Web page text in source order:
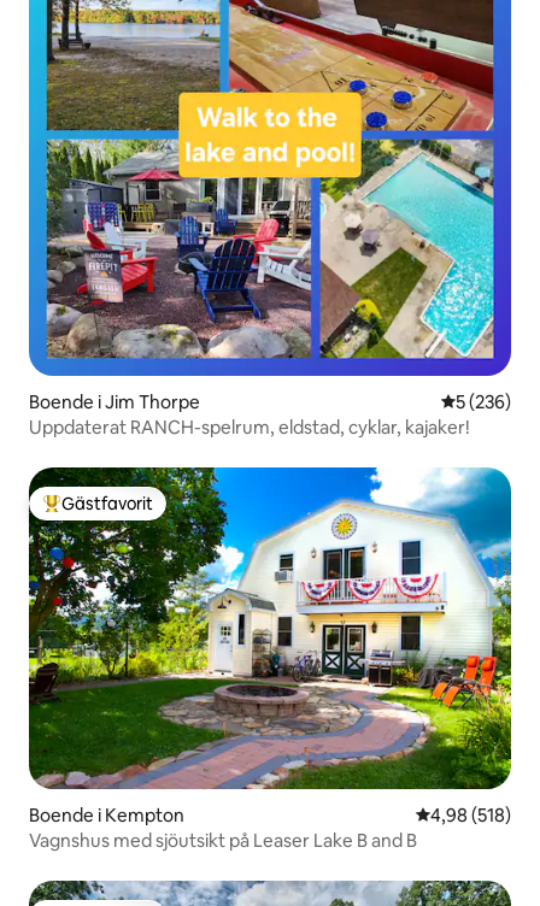
Boende i Jim Thorpe 5 av 5 i
5 (236)
Uppdaterat RANCH-spelrum, eldstad, cyklar, kajaker!
Populär gästfavorit
Gästfavorit
Boende i Kempton 4,98 av 5 i
4,98 (518)
Vagnshus med sjöutsikt på Leaser Lake B and B